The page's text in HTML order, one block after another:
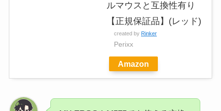
ルマウスと互換性有り
【正規保証品】(レッド)
created by Rinker
Perixx
Amazon